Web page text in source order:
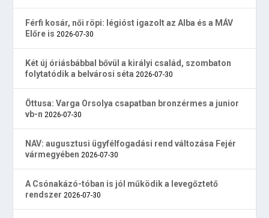
Férfi kosár, női röpi: légióst igazolt az Alba és a MÁV
Előre is 2026-07-30
Két új óriásbábbal bővül a királyi család, szombaton
folytatódik a belvárosi séta 2026-07-30
Öttusa: Varga Orsolya csapatban bronzérmes a junior
vb-n 2026-07-30
NAV: augusztusi ügyfélfogadási rend változása Fejér
vármegyében 2026-07-30
A Csónakázó-tóban is jól működik a levegőztető
rendszer 2026-07-30